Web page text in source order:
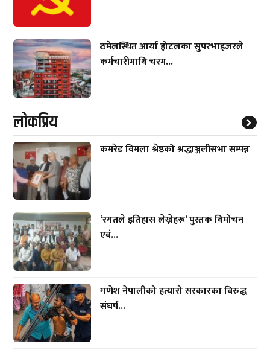
ठमेलस्थित आर्या होटलका सुपरभाइजरले
कर्मचारीमाथि चरम...
लाेकप्रिय
कमरेड विमला श्रेष्ठको श्रद्धाञ्जलीसभा सम्पन्न
‘रगतले इतिहास लेख्नेहरू’ पुस्तक विमोचन
एवं...
गणेश नेपालीको हत्यारो सरकारका विरुद्ध
संघर्ष...